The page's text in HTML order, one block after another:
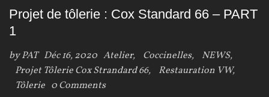
Projet de tôlerie : Cox Standard 66 – PART
1
byPAT Déc 16, 2020 Atelier, Coccinelles, NEWS,
Projet Tôlerie Cox Strandard 66, Restauration VW,
Tôlerie 0 Comments